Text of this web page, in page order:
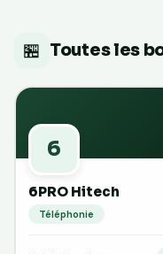
🏪 Toutes les
6
6PRO Hitech
Téléphonie